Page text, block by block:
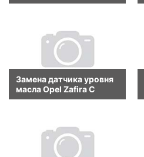
Замена датчика уровня
масла Opel Zafira C